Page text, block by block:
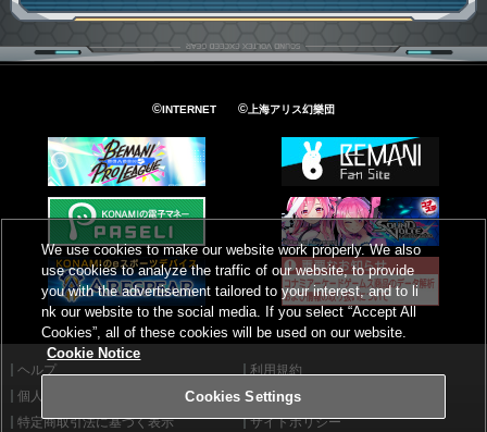
©INTERNET ©上海アリス幻樂団
ヘルプ
利用規約
個人情報等保護方針
外部送信について
特定商取引法に基づく表示
サイトポリシー
We use cookies to make our website work properly. We also
use cookies to analyze the traffic of our website, to provide
you with the advertisement tailored to your interest, and to li
nk our website to the social media. If you select “Accept All
Cookies”, all of these cookies will be used on our website.
Cookie Notice
Cookies Settings